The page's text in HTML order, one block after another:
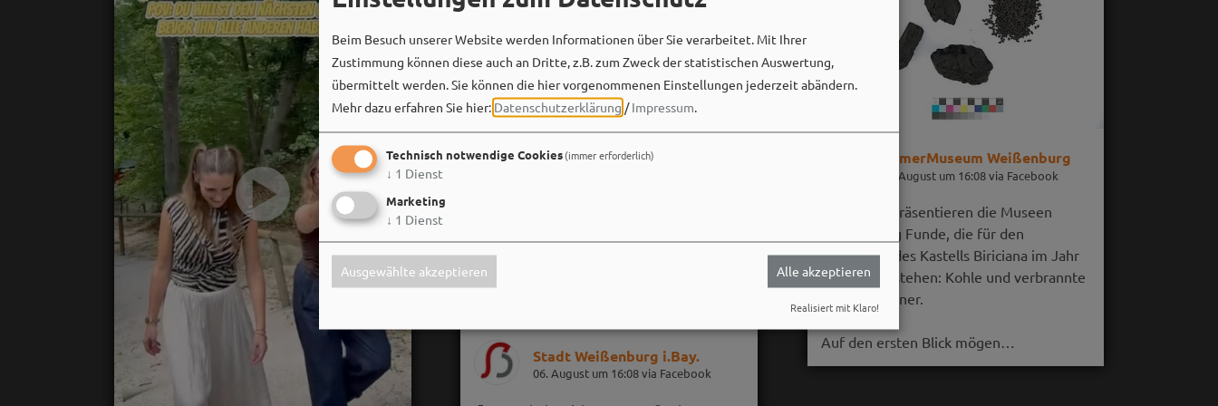
Stadt Weißenburg i.Bay.
06. August um 16:08 via Facebook
RömerMuseum Weißenburg
06. August um 16:08 via Facebook
Im August präsentieren die Museen
Weißenburg Funde, die für den
Untergang des Kastells Biriciana im Jahr
254 n. Chr. stehen: Kohle und verbrannte
Getreidekörner.
Auf den ersten Blick mögen…
Beim Besuch unserer Website werden Informationen über Sie verarbeitet. Mit Ihrer
Zustimmung können diese auch an Dritte, z.B. zum Zweck der statistischen Auswertung,
übermittelt werden. Sie können die hier vorgenommenen Einstellungen jederzeit abändern.
Mehr dazu erfahren Sie hier: Datenschutzerklärung /Impressum.
Technisch notwendige Cookies(immer erforderlich)
↓ 1 Dienst
Marketing
↓ 1 Dienst
Ausgewählte akzeptieren Alle akzeptieren
Realisiert mit Klaro!